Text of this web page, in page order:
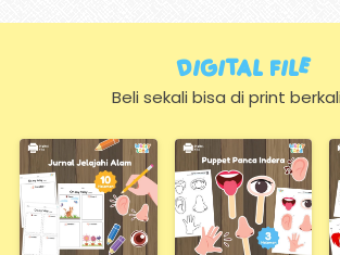
(Hanya
Kertas)
Digital FIle
Beli sekali bisa di print